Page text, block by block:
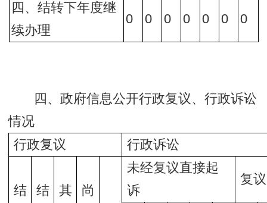
四、结转下年度继
续办理
0 0 0 0 0 0 0
四、政府信息公开行政复议、行政诉讼
情况
行政复议
行政诉讼
结
结
其
尚
未经复议直接起
诉
复